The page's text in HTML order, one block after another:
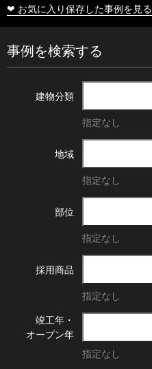
❤ お気に入り保存した事例を見る
事例を検索する
建物分類
指定なし
地域
指定なし
部位
指定なし
採用商品
指定なし
竣工年・
オープン年
指定なし